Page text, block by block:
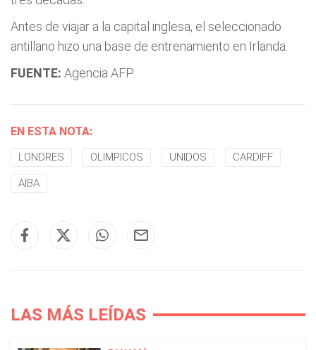
Antes de viajar a la capital inglesa, el seleccionado
antillano hizo una base de entrenamiento en Irlanda.
FUENTE: Agencia AFP
EN ESTA NOTA:
LONDRES OLIMPICOS UNIDOS CARDIFF
AIBA
LAS MÁS LEÍDAS